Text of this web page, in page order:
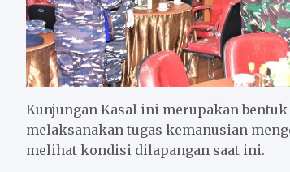
Kunjungan Kasal ini merupakan
melaksanakan tugas kemanusian
melihat kondisi dilapangan saat ini.